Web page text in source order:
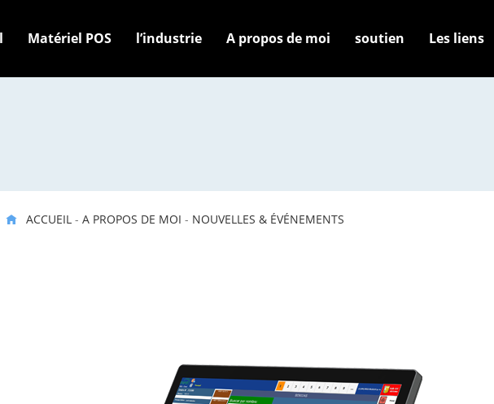
Matériel POS l’industrie A propos de moi soutien Les liens
ACCUEIL -A PROPOS DE MOI - NOUVELLES & ÉVÉNEMENTS